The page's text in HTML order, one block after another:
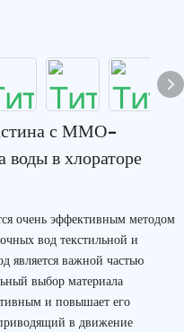
с ММО-
воды в хлораторе
очень эффективным методом
вод текстильной и
является важной частью
выбор материала
и повышает его
в движение